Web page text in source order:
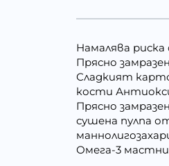
Намалява
Прясно
Сладкият
кости
Прясно
сушена пулпа
Омега-3 мастни